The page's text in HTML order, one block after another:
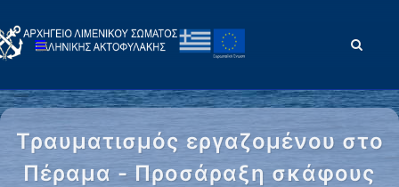
Τραυματισμός εργαζομένου στο
Πέραμα - Προσάραξη σκάφους